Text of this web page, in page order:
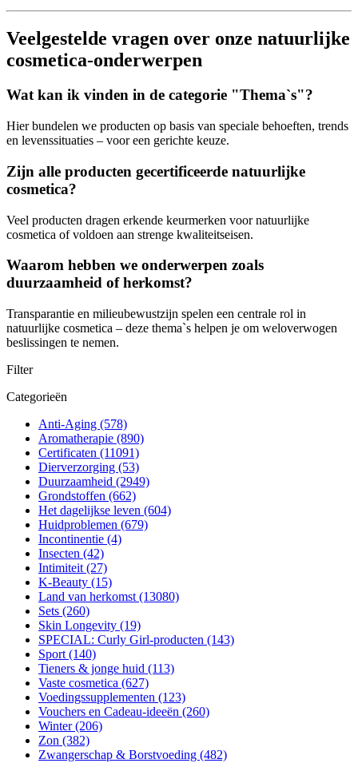
Veelgestelde vragen over onze natuurlijke
cosmetica-onderwerpen
Wat kan ik vinden in de categorie "Thema`s"?
Hier bundelen we producten op basis van speciale behoeften, trends
en levenssituaties – voor een gerichte keuze.
Zijn alle producten gecertificeerde natuurlijke
cosmetica?
Veel producten dragen erkende keurmerken voor natuurlijke
cosmetica of voldoen aan strenge kwaliteitseisen.
Waarom hebben we onderwerpen zoals
duurzaamheid of herkomst?
Transparantie en milieubewustzijn spelen een centrale rol in
natuurlijke cosmetica – deze thema`s helpen je om weloverwogen
beslissingen te nemen.
Filter
Categorieën
Anti-Aging (578)
Aromatherapie (890)
Certificaten (11091)
Dierverzorging (53)
Duurzaamheid (2949)
Grondstoffen (662)
Het dagelijkse leven (604)
Huidproblemen (679)
Incontinentie (4)
Insecten (42)
Intimiteit (27)
K-Beauty (15)
Land van herkomst (13080)
Sets (260)
Skin Longevity (19)
SPECIAL: Curly Girl-producten (143)
Sport (140)
Tieners & jonge huid (113)
Vaste cosmetica (627)
Voedingssupplementen (123)
Vouchers en Cadeau-ideeën (260)
Winter(206)
Zon (382)
Zwangerschap & Borstvoeding (482)